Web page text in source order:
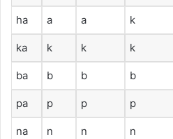
ha a a k
ka k k k
ba b b b
pa p p p
na n n n